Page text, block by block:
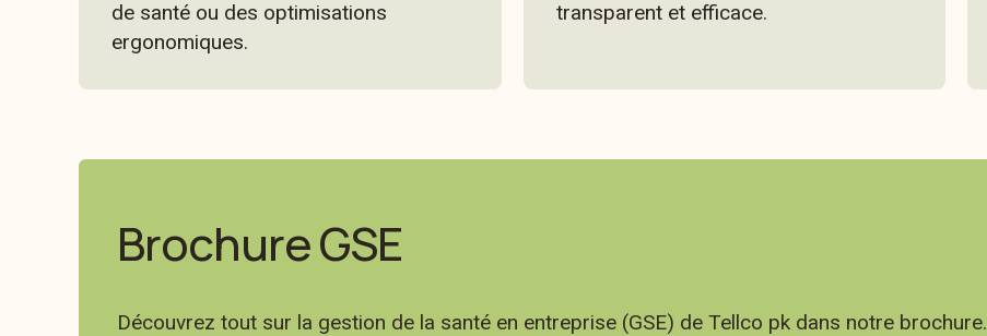
de santé ou des optimisations
ergonomiques.
transparent et efficace.
Brochure GSE
Découvrez tout sur la gestion de la santé en entreprise (GSE) de Tellco pk dans notre brochure.